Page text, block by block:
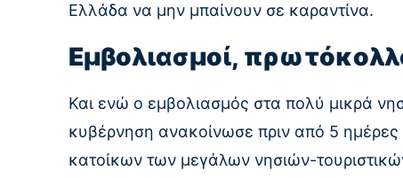
Ελλάδα να μην μπαίνουν σε καραντίνα.
Εμβολιασμοί,
Και ενώ ο εμβολιασμός στα πολύ μικρά
κυβέρνηση ανακοίνωσε πριν από 5
κατοίκων των μεγάλων νησιών-